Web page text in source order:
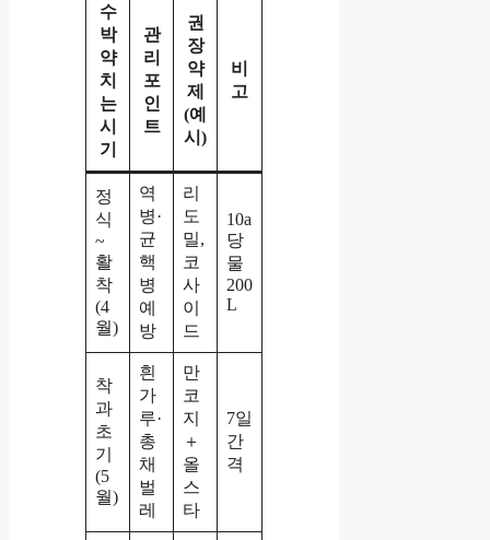
수
박
약
치
는
시
기
관
리
포
인
트
권
장
약
제
(예
시)
비
고
정
식
~
활
착
(4
월)
역
병·
균
핵
병
예
방
리
도
밀,
코
사
이
드
10a
당
물
200
L
착
과
초
기
(5
월)
흰
가
루·
총
채
벌
레
만
코
지
＋
올
스
타
7일
간
격